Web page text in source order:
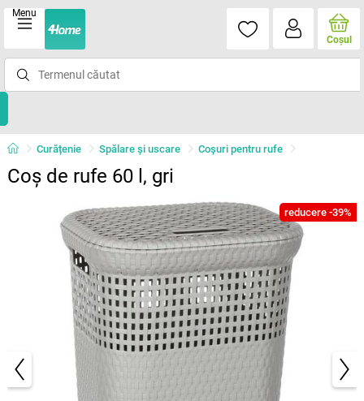
Menu
Coşul
Curățenie Spălare şi uscare Coşuri pentru rufe
Coș de rufe 60 l, gri
reducere -39%